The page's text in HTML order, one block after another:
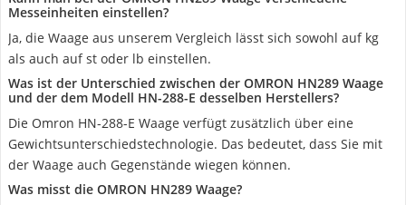
Messeinheiten einstellen?
Ja, die Waage aus unserem Vergleich lässt sich sowohl auf kg
als auch auf st oder lb einstellen.
Was ist der Unterschied zwischen der OMRON HN289 Waage
und der dem Modell HN-288-E desselben Herstellers?
Die Omron HN-288-E Waage verfügt zusätzlich über eine
Gewichtsunterschiedstechnologie. Das bedeutet, dass Sie mit
der Waage auch Gegenstände wiegen können.
Was misst die OMRON HN289 Waage?